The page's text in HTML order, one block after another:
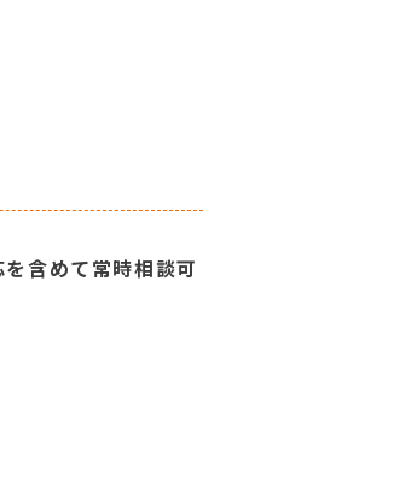
含めて常時相談可